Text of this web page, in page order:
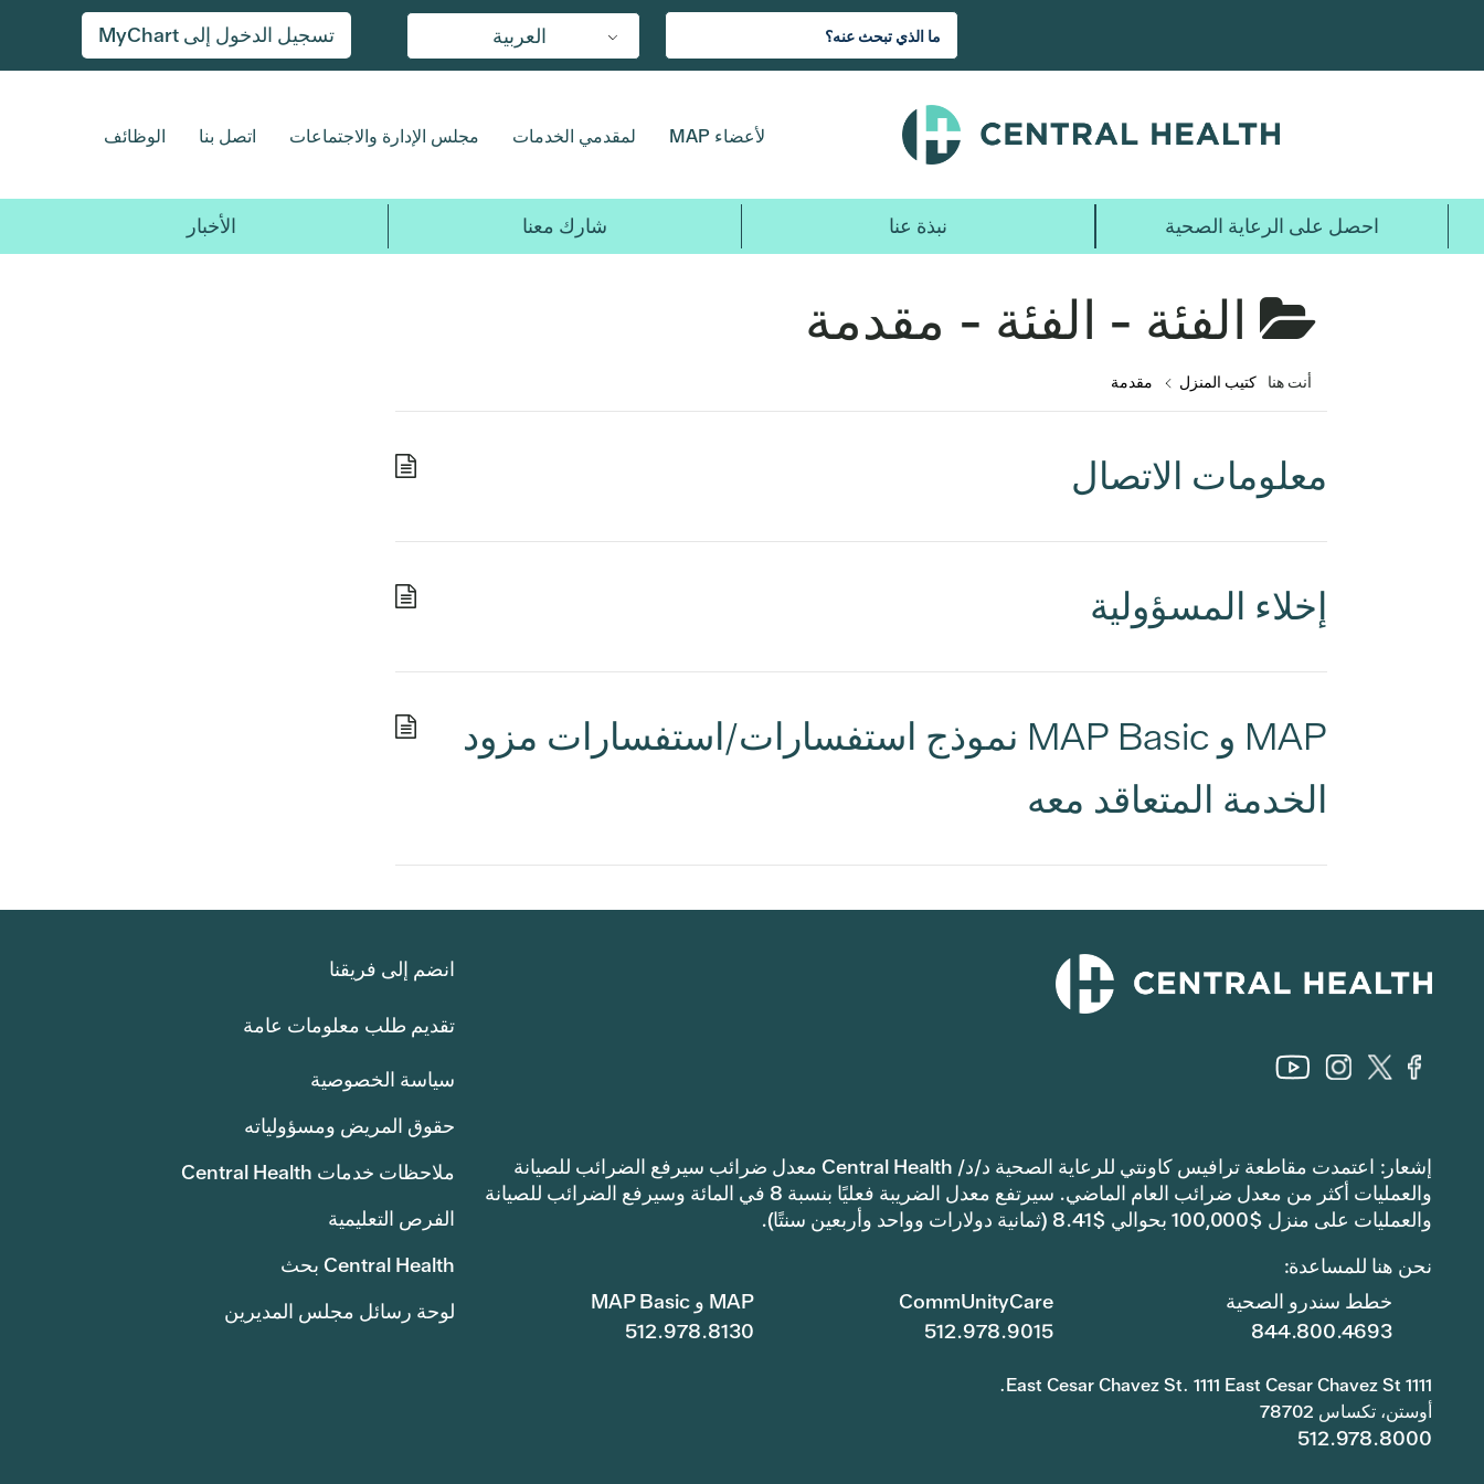
المحتوى
العربية تسجيل الدخول إلى MyChart
لأعضاء MAP لمقدمي الخدمات مجلس الإدارة والاجتماعات اتصل بنا الوظائف
احصل على الرعاية الصحية نبذة عنا شارك معنا الأخبار
الفئة - الفئة - مقدمة
أنت هنا كتيب المنزل مقدمة
معلومات الاتصال
إخلاء المسؤولية
MAP و MAP Basic نموذج استفسارات/استفسارات مزود
الخدمة المتعاقد معه
إشعار: اعتمدت مقاطعة ترافيس كاونتي للرعاية الصحية د/د/ Central Health معدل ضرائب سيرفع الضرائب للصيانة
والعمليات أكثر من معدل ضرائب العام الماضي. سيرتفع معدل الضريبة فعليًا بنسبة 8 في المائة وسيرفع الضرائب للصيانة
والعمليات على منزل $100,000 بحوالي $8.41 (ثمانية دولارات وواحد وأربعين سنتًا).
نحن هنا للمساعدة:
MAP و MAP Basic
512.978.8130
CommUnityCare
512.978.9015
خطط سندرو الصحية
844.800.4693
1111 East Cesar Chavez St. 1111 East Cesar Chavez St.
أوستن، تكساس 78702
512.978.8000
انضم إلى فريقنا
تقديم طلب معلومات عامة
سياسة الخصوصية
حقوق المريض ومسؤولياته
ملاحظات خدمات Central Health
الفرص التعليمية
Central Health بحث
لوحة رسائل مجلس المديرين